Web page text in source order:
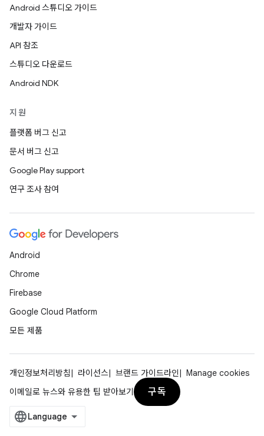
Android 스튜디오 가이드
개발자 가이드
API 참조
스튜디오 다운로드
Android NDK
지원
플랫폼 버그 신고
문서 버그 신고
Google Play support
연구 조사 참여
Android
Chrome
Firebase
Google Cloud Platform
모든 제품
개인정보처리방침 라이선스 브랜드 가이드라인
Manage cookies
이메일로 뉴스와 유용한 팁 받아보기
구독